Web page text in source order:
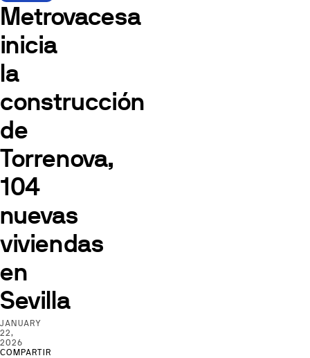
Metrovacesa
inicia
la
construcción
de
Torrenova,
104
nuevas
viviendas
en
Sevilla
JANUARY
22,
2026
COMPARTIR